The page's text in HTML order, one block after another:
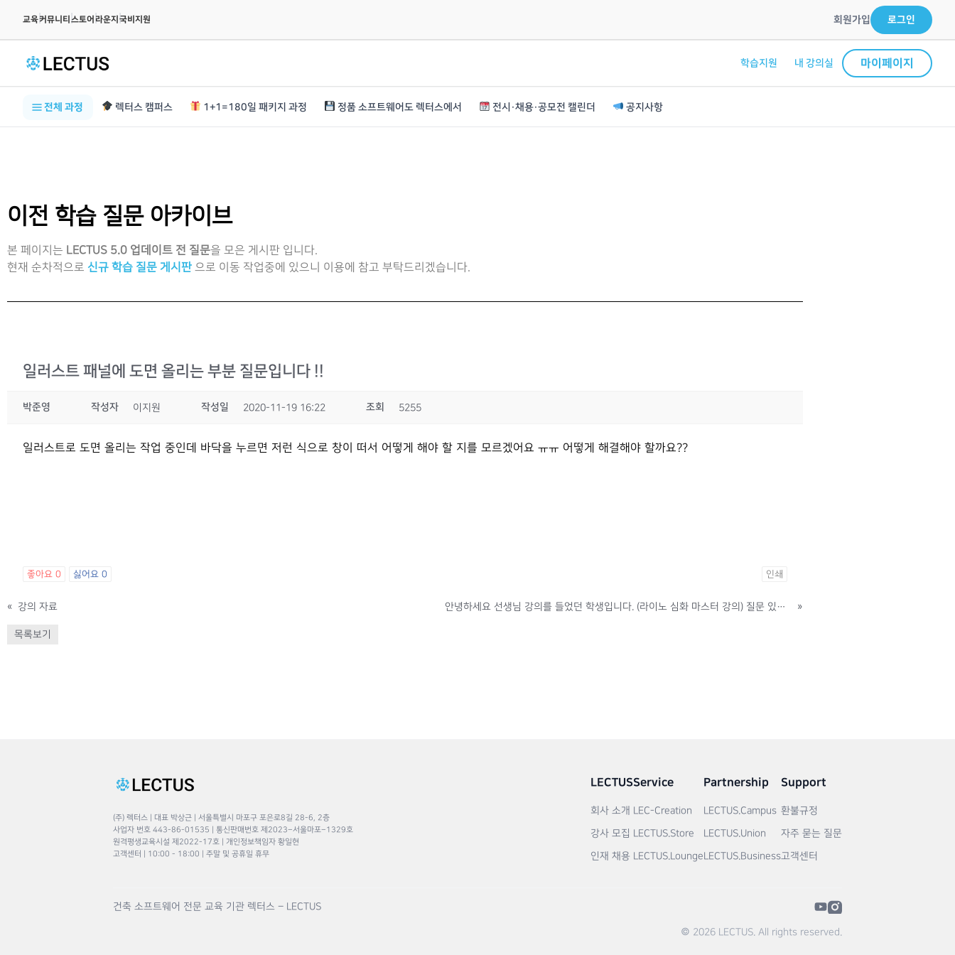
교육|커뮤니티 |스토어 |라운지 |국비지원 회원가입 로그인
학습지원 내 강의실 마이페이지
전체 과정 렉터스 캠퍼스 1+1=180일 패키지 과정 정품 소프트웨어도 렉터스에서 전시·채용·공모전 캘린더 공지사항
이전 학습 질문 아카이브
본 페이지는 LECTUS 5.0 업데이트 전 질문을 모은 게시판 입니다.
현재 순차적으로 신규 학습 질문 게시판 으로 이동 작업중에 있으니 이용에 참고 부탁드리겠습니다.
일러스트 패널에 도면 올리는 부분 질문입니다 !!
박준영 작성자 이지원 작성일 2020-11-19 16:22 조회 5255
일러스트로 도면 올리는 작업 중인데 바닥을 누르면 저런 식으로 창이 떠서 어떻게 해야 할 지를 모르겠어요 ㅠㅠ 어떻게 해결해야 할까요??
좋아요 0 싫어요 0 인쇄
« 강의 자료 안녕하세요 선생님 강의를 들었던 학생입니다. (라이노 심화 마스터 강의) 질문 있습니다 »
목록보기
(주) 렉터스 | 대표 박상근 | 서울특별시 마포구 포은로8길 28-6, 2층
사업자 번호 443-86-01535 | 통신판매번호 제2023–서울마포–1329호
원격평생교육시설 제2022-17호 | 개인정보책임자 황일현
고객센터 | 10:00 - 18:00 | 주말 및 공휴일 휴무
LECTUS
회사 소개
강사 모집
인재 채용
Service
LEC-Creation
LECTUS.Store
LECTUS.Lounge
Partnership
LECTUS.Campus
LECTUS.Union
LECTUS.Business
Support
환불규정
자주 묻는 질문
고객센터
건축 소프트웨어 전문 교육 기관 렉터스 – LECTUS
© 2026 LECTUS. All rights reserved.